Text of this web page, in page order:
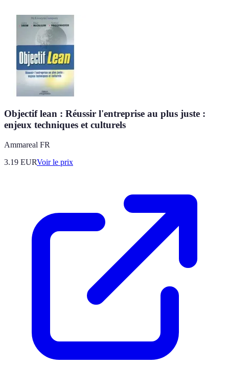
Objectif lean : Réussir l'entreprise au plus juste :
enjeux techniques et culturels
Ammareal FR
3.19 EURVoir le prix